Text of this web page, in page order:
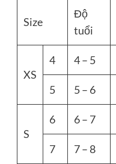
Size
Độ
tuổi
XS
4 4 – 5
5 5 – 6
S
6 6 – 7
7 7 – 8